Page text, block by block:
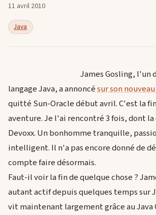
11 avril 2010
Java
James Gosling, l'un
langage Java, a annoncésur son
quitté Sun-Oracle début avril. C'est la
aventure. Je l'ai rencontré 3 fois, dont
Devoxx. Un bonhomme tranquille,
intelligent. Il n'a pas encore donné de
compte faire désormais.
Faut-il voir la fin de quelque chose ?
autant actif depuis quelques temps sur
vit maintenant largement grâce au